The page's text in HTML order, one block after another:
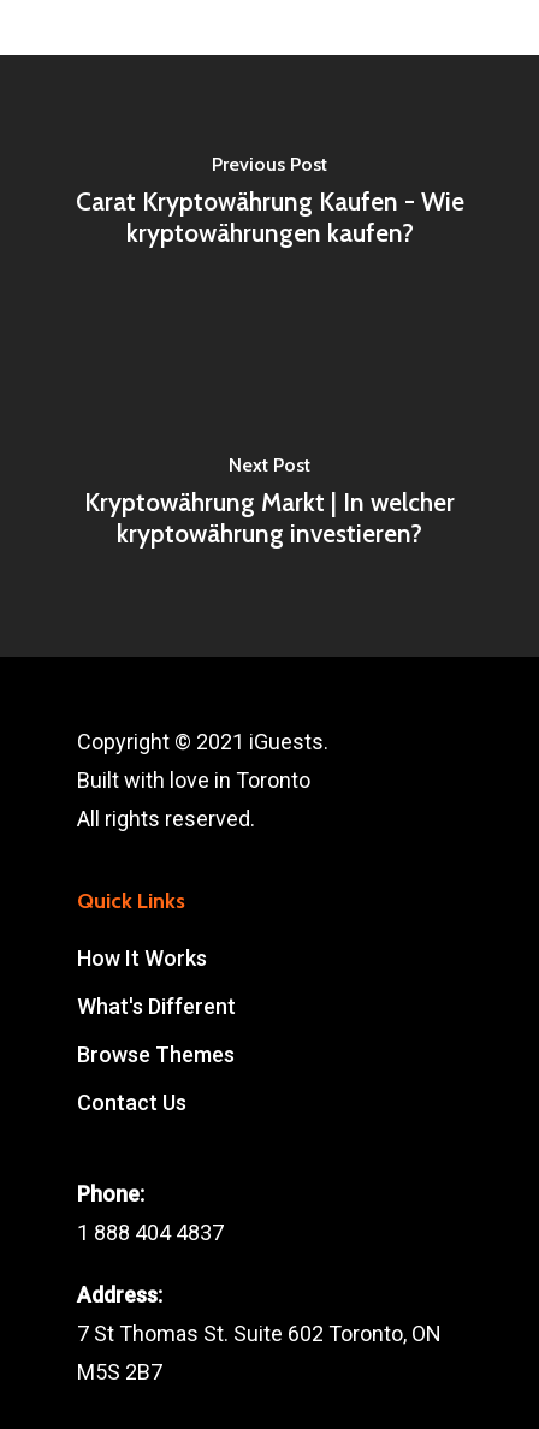
Previous Post
Carat Kryptowährung Kaufen - Wie
kryptowährungen kaufen?
Next Post
Kryptowährung Markt | In welcher
kryptowährung investieren?
Copyright © 2021 iGuests.
Built with love in Toronto
All rights reserved.
Quick Links
How It Works
What's Different
Browse Themes
Contact Us
Phone:
1 888 404 4837
Address:
7 St Thomas St. Suite 602 Toronto, ON
M5S 2B7